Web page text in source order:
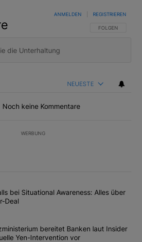
FOLGE DIESER
FOLGEN
ANMELDEN REGISTRIEREN
NEUESTE
Noch keine Kommentare
WERBUNG
Liste der am meisten kommentierten
Titel "Margin Calls bei Situational
bei Situational Awareness: Alles über
Deal
Titel "US-Finanzministerium bereitet
bereitet Banken laut Insider
Yen-Intervention vor